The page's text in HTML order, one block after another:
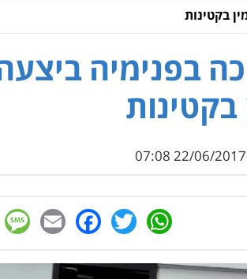
בקטינות
בפנימיה
בקטינות
WhatsApp
Twitter